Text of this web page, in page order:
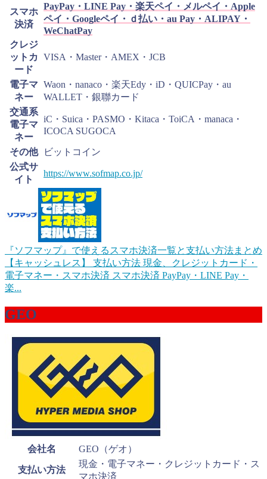
スマホ
決済
PayPay・LINE Pay・楽天ペイ・メルペイ・Apple
ペイ・Googleペイ・ｄ払い・au Pay・ALIPAY・
WeChatPay
クレジ
ットカ
ード
VISA・Master・AMEX・JCB
電子マ
ネー
Waon・nanaco・楽天Edy・iD・QUICPay・au
WALLET・銀聯カード
交通系
電子マ
ネー
iC・Suica・PASMO・Kitaca・ToiCA・manaca・
ICOCA SUGOCA
その他
ビットコイン
公式サ
イト
https://www.sofmap.co.jp/
『ソフマップ』で使えるスマホ決済一覧と支払い方法まとめ
【キャッシュレス】
支払い方法 現金、クレジットカード・
電子マネー・スマホ決済 スマホ決済 PayPay・LINE Pay・
楽...
GEO
会社名 GEO（ゲオ）
支払い方法
現金・電子マネー・クレジットカード・ス
マホ決済